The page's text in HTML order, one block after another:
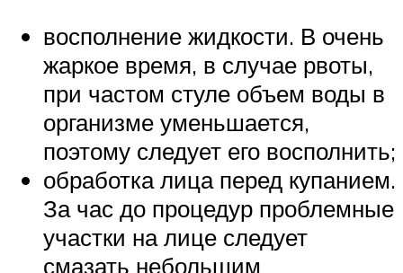
восполнение жидкости. В очень
жаркое время, в случае рвоты,
при частом стуле объем воды в
организме уменьшается,
поэтому следует его восполнить;
обработка лица перед купанием.
За час до процедур проблемные
участки на лице следует
смазать небольшим